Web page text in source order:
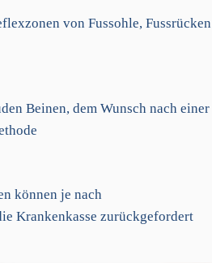
von Fussohle, Fussrücken
Beinen, dem Wunsch nach einer
können je nach
Krankenkasse zurückgefordert